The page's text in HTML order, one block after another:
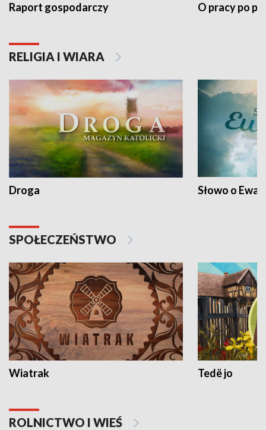
Raport gospodarczy O pracy po
RELIGIA I WIARA
Droga Słowo o
SPOŁECZEŃSTWO
Wiatrak Tedë jo
ROLNICTWO I WIEŚ